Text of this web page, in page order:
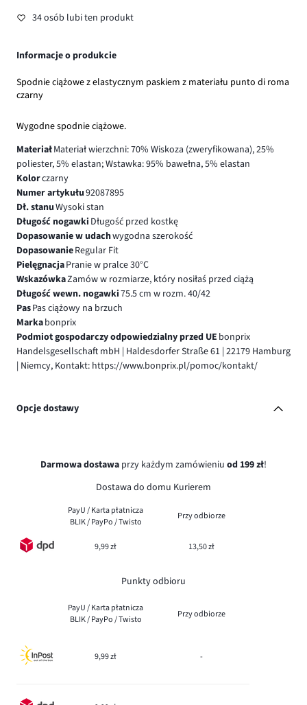
34 osób lubi ten produkt
Informacje o produkcie
Spodnie ciążowe z elastycznym paskiem z materiału punto di roma
czarny
Wygodne spodnie ciążowe.
MateriałMateriał wierzchni: 70% Wiskoza (zweryfikowana), 25%
poliester, 5% elastan; Wstawka: 95% bawełna, 5% elastan
Kolorczarny
Numer artykułu92087895
Dł. stanuWysoki stan
Długość nogawki Długość przed kostkę
Dopasowanie w udachwygodna szerokość
DopasowanieRegular Fit
PielęgnacjaPranie w pralce 30°C
WskazówkaZamów w rozmiarze, który nosiłaś przed ciążą
Długość wewn. nogawki75.5 cm w rozm. 40/42
PasPas ciążowy na brzuch
Markabonprix
Podmiot gospodarczy odpowiedzialny przed UE bonprix
Handelsgesellschaft mbH | Haldesdorfer Straße 61 | 22179 Hamburg
| Niemcy, Kontakt: https://www.bonprix.pl/pomoc/kontakt/
Opcje dostawy
Darmowa dostawa przy każdym zamówieniu od 199 zł!
Dostawa do domu Kurierem
PayU / Karta płatnicza
BLIK / PayPo / Twisto
Przy odbiorze
9,99 zł 13,50 zł
Punkty odbioru
PayU / Karta płatnicza
BLIK / PayPo / Twisto
Przy odbiorze
9,99 zł -